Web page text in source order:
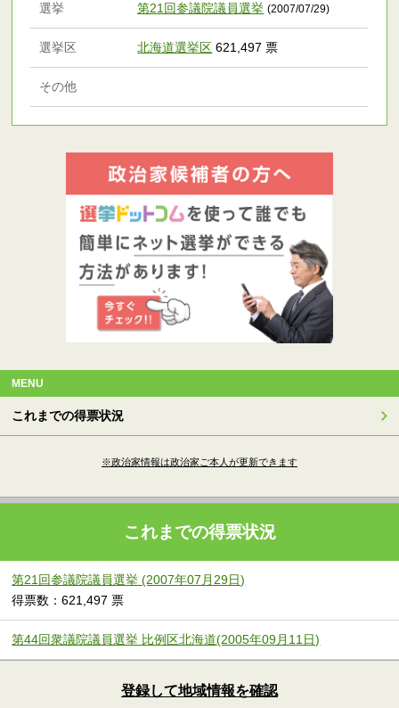
選挙 第21回参議院議員選挙 (2007/07/29)
選挙区 北海道選挙区 621,497 票
その他
MENU
これまでの得票状況
※政治家情報は政治家ご本人が更新できます
これまでの得票状況
第21回参議院議員選挙 (2007年07月29日)
得票数：621,497 票
第44回衆議院議員選挙 比例区北海道(2005年09月11日)
登録して地域情報を確認